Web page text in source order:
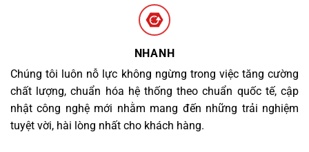
NHANH
Chúng tôi luôn nỗ lực không ngừng trong việc tăng cường
chất lượng, chuẩn hóa hệ thống theo chuẩn quốc tế, cập
nhật công nghệ mới nhằm mang đến những trải nghiệm
tuyệt vời, hài lòng nhất cho khách hàng.